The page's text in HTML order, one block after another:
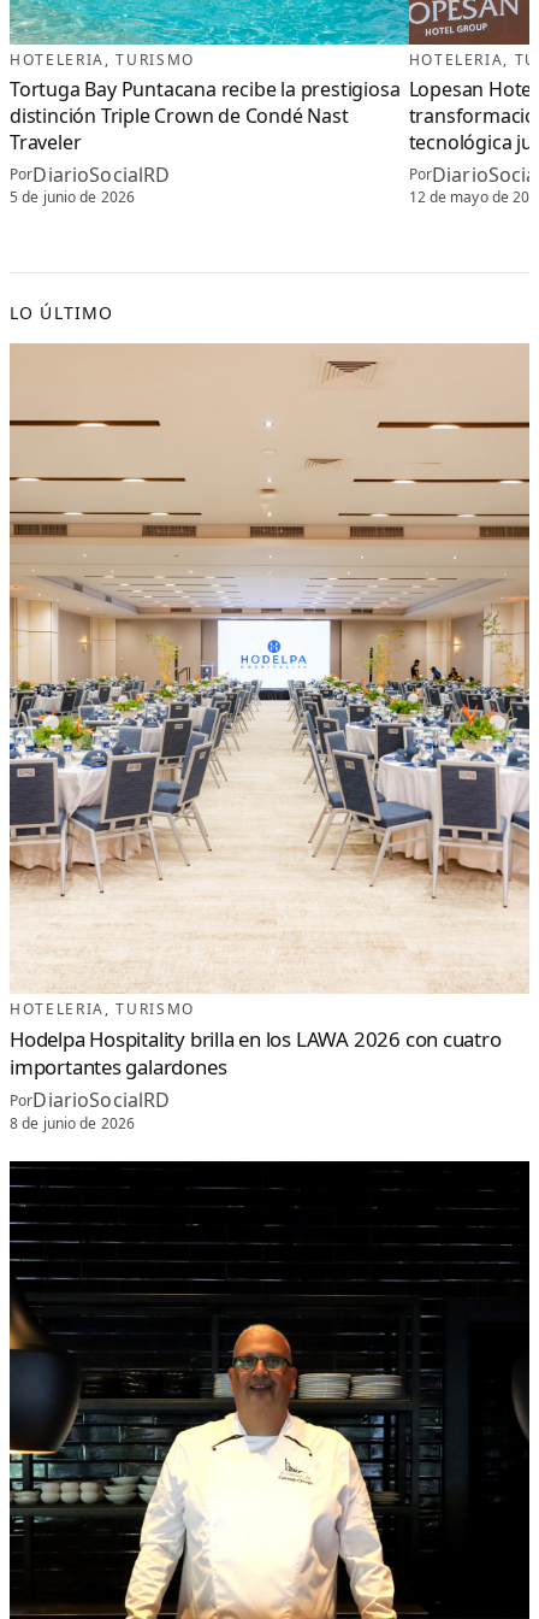
HOTELERIA, TURISMO
Tortuga Bay Puntacana recibe la prestigiosa
distinción Triple Crown de Condé Nast
Traveler
PorDiarioSocialRD
5 de junio de 2026
HOTELERIA,
Lopesan
tecnológica
Por
12 de mayo de
LO ÚLTIMO
HOTELERIA, TURISMO
Hodelpa Hospitality brilla en los LAWA 2026 con cuatro
importantes galardones
PorDiarioSocialRD
8 de junio de 2026